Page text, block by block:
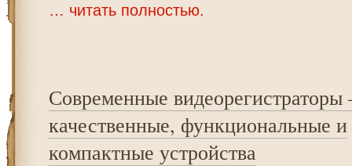
… читать полностью.
Современные видеорегистраторы
качественные, функциональные и
компактные устройства